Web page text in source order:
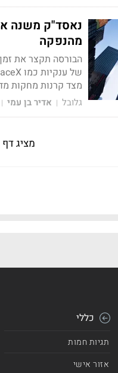
נאסד"ק משנה
מהנפקה
מצד קרנות מחקות
גלובל | אדיר בן עמי |
מציג דף 1 מתוך 5
כללי
תגיות חמות
אזור אישי